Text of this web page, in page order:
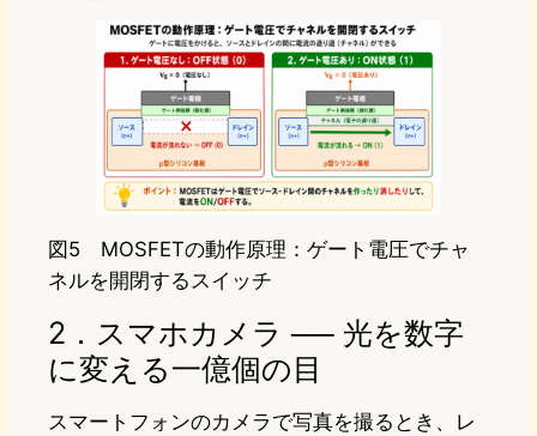
図5 MOSFETの動作原理：ゲート電圧でチャ
ネルを開閉するスイッチ
2．スマホカメラ ── 光を数字
に変える一億個の目
スマートフォンのカメラで写真を撮るとき、レ